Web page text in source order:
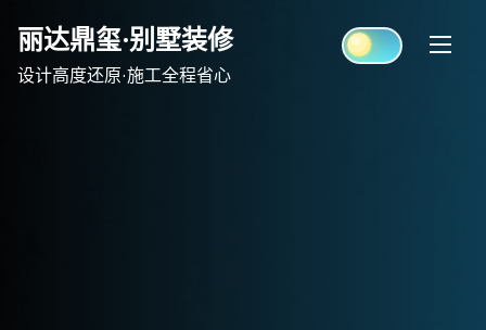
content
丽达鼎玺·别墅装修
设计高度还原·施工全程省心